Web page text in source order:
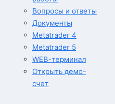
Вопросы и ответы
Документы
Metatrader 4
Metatrader 5
WEB-терминал
Открыть демо-
счет